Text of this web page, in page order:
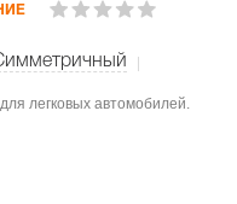
легковых автомобилей.